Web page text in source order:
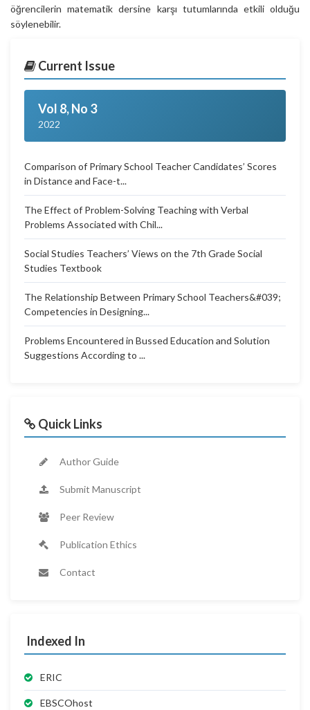
öğrencilerin matematik dersine karşı tutumlarında etkili olduğu
söylenebilir.
Current Issue
Vol 8, No 3
2022
Comparison of Primary School Teacher Candidates’ Scores
in Distance and Face-t...
The Effect of Problem-Solving Teaching with Verbal
Problems Associated with Chil...
Social Studies Teachers’ Views on the 7th Grade Social
Studies Textbook
The Relationship Between Primary School Teachers&#039;
Competencies in Designing...
Problems Encountered in Bussed Education and Solution
Suggestions According to ...
Quick Links
Author Guide
Submit Manuscript
Peer Review
Publication Ethics
Contact
Indexed In
ERIC
EBSCOhost